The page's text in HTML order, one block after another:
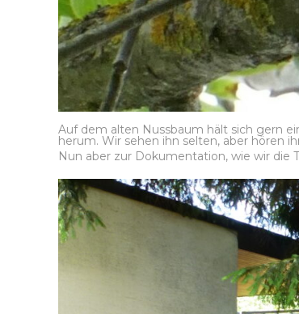
Auf dem alten Nussbaum hält sich gern
herum. Wir sehen ihn selten, aber hören
Nun aber zur Dokumentation, wie wir die